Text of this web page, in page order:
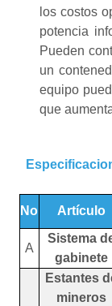
los costos
potencia
Pueden
un
equipo
que
No Artículo
A
Sistema
gabinete
Estantes
mineros